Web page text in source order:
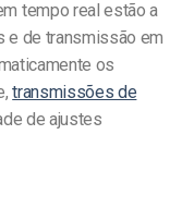
tempo real estão a
e de transmissão em
os
transmissões de
de ajustes